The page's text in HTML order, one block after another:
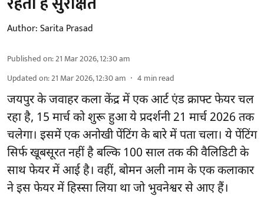
Author:Sarita Prasad
Published on:21 Mar 2026, 12:30 am
Updated on:21 Mar 2026, 12:30 am 4 min read
जयपुर के जवाहर कला केंद्र में एक आर्ट एंड क्राफ्ट फेयर चल
रहा है, 15 मार्च को शुरू हुआ ये प्रदर्शनी 21 मार्च 2026 तक
चलेगा। इसमें एक अनोखी पेंटिंग के बारे में पता चला। ये पेंटिंग
सिर्फ खूबसूरत नहीं है बल्कि 100 साल तक की वैलिडिटी के
साथ फेयर में आई है। वहीं, बोमन अली नाम के एक कलाकार
ने इस फेयर में हिस्सा लिया था जो भुवनेश्वर से आए हैं।